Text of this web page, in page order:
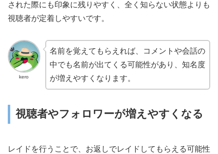
された際にも印象に残りやすく、全く知らない状態よりも
視聴者が定着しやすいです。
kero
名前を覚えてもらえれば、コメントや会話の
中でも名前が出てくる可能性があり、知名度
が増えやすくなります。
視聴者やフォロワーが増えやすくなる
レイドを行うことで、お返しでレイドしてもらえる可能性